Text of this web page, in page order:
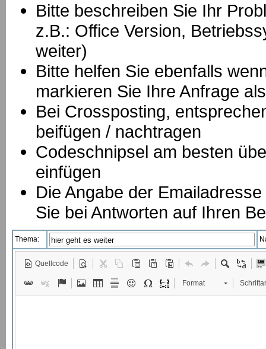
Bitte beschreiben Sie Ihr
z.B.: Office Version,
weiter)
Bitte helfen Sie ebenfalls
markieren Sie Ihre Anfrage
Bei Crossposting,
beifügen / nachtragen
Codeschnipsel am besten
einfügen
Die Angabe der
Sie bei Antworten auf Ihren
Thema:
Quellcode
Format